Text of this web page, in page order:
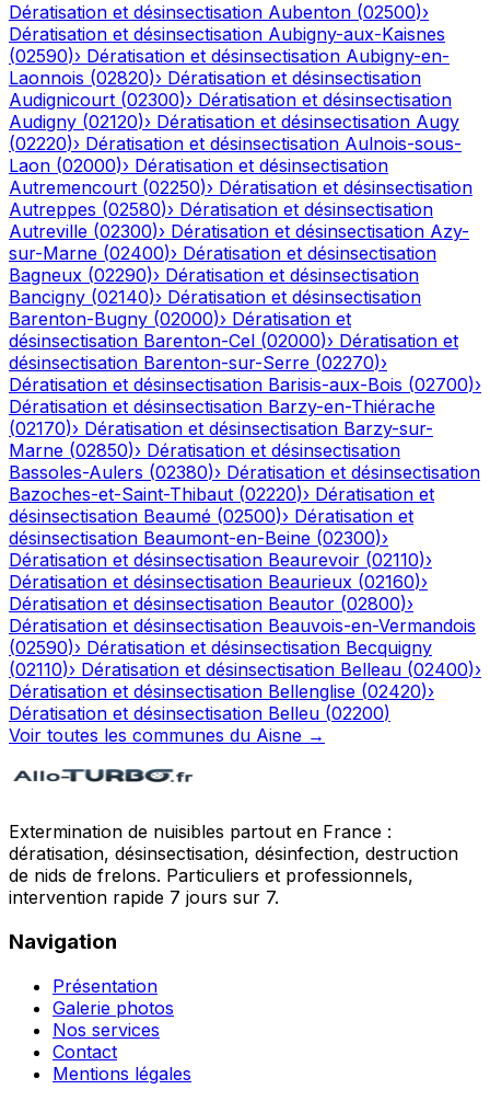
Dératisation et désinsectisation Aubenton (02500)›
Dératisation et désinsectisation Aubigny-aux-Kaisnes
(02590)› Dératisation et désinsectisation Aubigny-en-
Laonnois (02820)› Dératisation et désinsectisation
Audignicourt (02300)› Dératisation et désinsectisation
Audigny (02120)› Dératisation et désinsectisation Augy
(02220)› Dératisation et désinsectisation Aulnois-sous-
Laon (02000)› Dératisation et désinsectisation
Autremencourt (02250)› Dératisation et désinsectisation
Autreppes (02580)› Dératisation et désinsectisation
Autreville (02300)› Dératisation et désinsectisation Azy-
sur-Marne (02400)› Dératisation et désinsectisation
Bagneux (02290)› Dératisation et désinsectisation
Bancigny (02140)› Dératisation et désinsectisation
Barenton-Bugny (02000)› Dératisation et
désinsectisation Barenton-Cel (02000)› Dératisation et
désinsectisation Barenton-sur-Serre (02270)›
Dératisation et désinsectisation Barisis-aux-Bois (02700)›
Dératisation et désinsectisation Barzy-en-Thiérache
(02170)› Dératisation et désinsectisation Barzy-sur-
Marne (02850)› Dératisation et désinsectisation
Bassoles-Aulers (02380)› Dératisation et désinsectisation
Bazoches-et-Saint-Thibaut (02220)› Dératisation et
désinsectisation Beaumé (02500)› Dératisation et
désinsectisation Beaumont-en-Beine (02300)›
Dératisation et désinsectisation Beaurevoir (02110)›
Dératisation et désinsectisation Beaurieux (02160)›
Dératisation et désinsectisation Beautor (02800)›
Dératisation et désinsectisation Beauvois-en-Vermandois
(02590)› Dératisation et désinsectisation Becquigny
(02110)› Dératisation et désinsectisation Belleau (02400)›
Dératisation et désinsectisation Bellenglise (02420)›
Dératisation et désinsectisation Belleu (02200)
Voir toutes les communes du Aisne →
Extermination de nuisibles partout en France :
dératisation, désinsectisation, désinfection, destruction
de nids de frelons. Particuliers et professionnels,
intervention rapide 7 jours sur 7.
Navigation
Présentation
Galerie photos
Nos services
Contact
Mentions légales